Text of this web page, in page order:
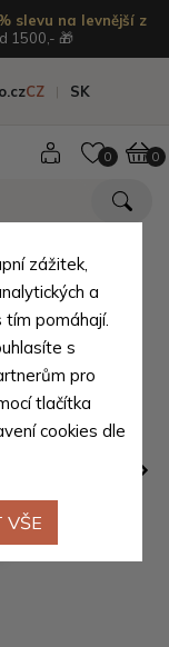
slevu na levnější z
1500,- 🎁
CZ SK
0 0
zážitek,
a
pomáhají.
s
pro
tlačítka
cookies dle
VŠE